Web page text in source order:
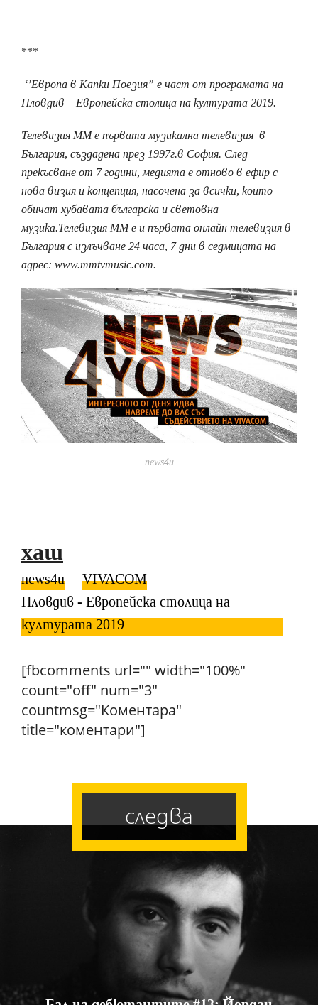
***
‘’Европа в Капки Поезия” е част от програмата на
Пловдив – Европейска столица на културата 2019.
Телевизия ММ е първата музикална телевизия в
България, създадена през 1997г.в София. След
прекъсване от 7 години, медията e отново в ефир с
нова визия и концепция, насочена за всички, които
обичат хубавата българска и световна
музика.Телевизия ММ е и първата онлайн телевизия в
България с излъчване 24 часа, 7 дни в седмицата на
адрес: www.mmtvmusic.com.
news4u
хаш
news4u
VIVACOM
Пловдив - Европейска столица на
културата 2019
[fbcomments url="" width="100%"
count="off" num="3"
countmsg="Коментара"
title="коментари"]
следва